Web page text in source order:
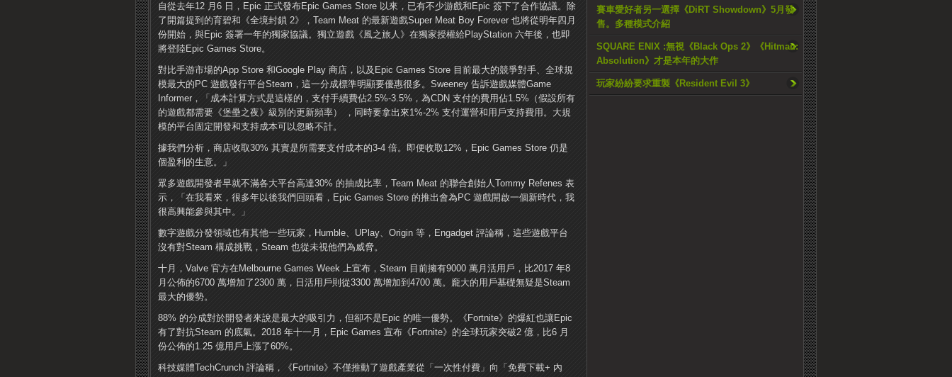
賽車愛好者另一選擇《DiRT Showdown》5月發
售。多種模式介紹
SQUARE ENIX :無視《Black Ops 2》《Hitman:
Absolution》才是本年的大作
玩家紛紛要求重製《Resident Evil 3》
自從去年12 月6 日，Epic 正式發布Epic Games Store 以來，已有不少游戲和Epic 簽下了合作協議。除
了開篇提到的育碧和《全境封鎖 2》，Team Meat 的最新遊戲Super Meat Boy Forever 也將從明年四月
份開始，與Epic 簽署一年的獨家協議。獨立遊戲《風之旅人》在獨家授權給PlayStation 六年後，也即
將登陸Epic Games Store。
對比手游市場的App Store 和Google Play 商店，以及Epic Games Store 目前最大的競爭對手、全球規
模最大的PC 遊戲發行平台Steam，這一分成標準明顯要優惠很多。Sweeney 告訴遊戲媒體Game
Informer，「成本計算方式是這樣的，支付手續費佔2.5%-3.5%，為CDN 支付的費用佔1.5%（假設所有
的遊戲都需要《堡壘之夜》級別的更新頻率） ，同時要拿出來1%-2% 支付運營和用戶支持費用。大規
模的平台固定開發和支持成本可以忽略不計。
據我們分析，商店收取30% 其實是所需要支付成本的3-4 倍。即便收取12%，Epic Games Store 仍是
個盈利的生意。」
眾多遊戲開發者早就不滿各大平台高達30% 的抽成比率，Team Meat 的聯合創始人Tommy Refenes 表
示，「在我看來，很多年以後我們回頭看，Epic Games Store 的推出會為PC 遊戲開啟一個新時代，我
很高興能參與其中。」
數字遊戲分發領域也有其他一些玩家，Humble、UPlay、Origin 等，Engadget 評論稱，這些遊戲平台
沒有對Steam 構成挑戰，Steam 也從未視他們為威脅。
十月，Valve 官方在Melbourne Games Week 上宣布，Steam 目前擁有9000 萬月活用戶，比2017 年8
月公佈的6700 萬增加了2300 萬，日活用戶則從3300 萬增加到4700 萬。龐大的用戶基礎無疑是Steam
最大的優勢。
88% 的分成對於開發者來說是最大的吸引力，但卻不是Epic 的唯一優勢。《Fortnite》的爆紅也讓Epic
有了對抗Steam 的底氣。2018 年十一月，Epic Games 宣布《Fortnite》的全球玩家突破2 億，比6 月
份公佈的1.25 億用戶上漲了60%。
科技媒體TechCrunch 評論稱，《Fortnite》不僅推動了遊戲產業從「一次性付費」向「免費下載+ 內